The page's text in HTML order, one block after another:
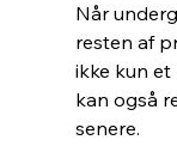
Når
resten af
ikke kun et
kan også
senere.